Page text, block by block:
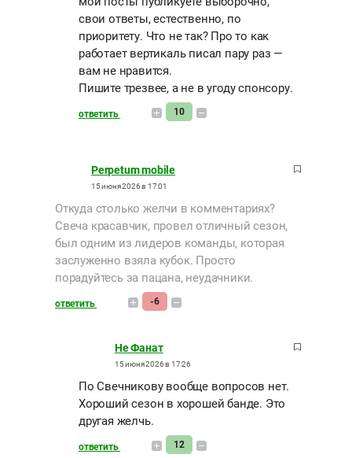
свои ответы, естественно, по
приоритету. Что не так? Про то как
работает вертикаль писал пару раз —
вам не нравится.
Пишите трезвее, а не в угоду спонсору.
ответить 10
Perpetum mobile
15 июня 2026 в 17:01
Откуда столько желчи в комментариях?
Свеча красавчик, провел отличный сезон,
был одним из лидеров команды, которая
заслуженно взяла кубок. Просто
порадуйтесь за пацана, неудачники.
ответить -6
Не Фанат
15 июня 2026 в 17:26
По Свечникову вообще вопросов нет.
Хороший сезон в хорошей банде. Это
другая желчь.
ответить 12